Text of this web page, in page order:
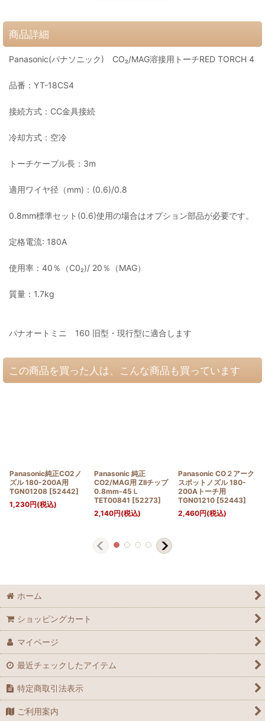
商品詳細
Panasonic(パナソニック) CO₂/MAG溶接用トーチRED TORCH 4
品番：YT-18CS4
接続方式：CC金具接続
冷却方式：空冷
トーチケーブル長：3m
適用ワイヤ径（mm)：(0.6)/0.8
0.8mm標準セット(0.6)使用の場合はオプション部品が必要です。
定格電流: 180A
使用率：40％（C0₂)/ 20％（MAG）
質量：1.7kg
パナオートミニ 160 旧型・現行型に適合します
この商品を買った人は、こんな商品も買っています
Panasonic純正CO2ノ
ズル 180-200A用
TGN01208 [52442]
1,230円(税込)
Panasonic 純正
CO2/MAG用 ZIIチップ
0.8mm-45Ｌ
TET00841 [52273]
2,140円(税込)
Panasonic CO２アーク
スポットノズル 180-
200Aトーチ用
TGN01210 [52443]
2,460円(税込)
ホーム
ショッピングカート
マイページ
最近チェックしたアイテム
特定商取引法表示
ご利用案内